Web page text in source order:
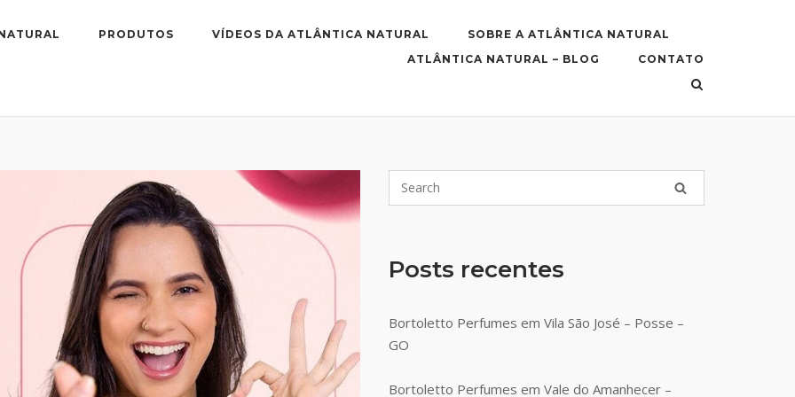
PRODUTOS VÍDEOS DA ATLÂNTICA NATURAL
SOBRE A ATLÂNTICA NATURAL
ATLÂNTICA NATURAL – BLOG
CONTATO
Posts recentes
Bortoletto Perfumes em Vila São José – Posse –
GO
Bortoletto Perfumes em Vale do Amanhecer –